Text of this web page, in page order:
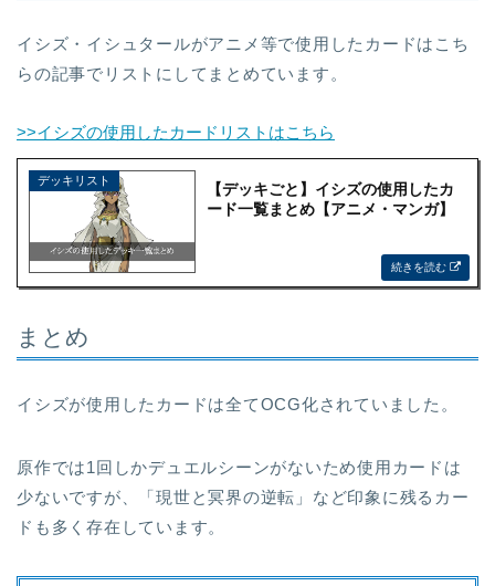
イシズ・イシュタールがアニメ等で使用したカードはこち
らの記事でリストにしてまとめています。
>>イシズの使用したカードリストはこちら
【デッキごと】イシズの使用したカ
ード一覧まとめ【アニメ・マンガ】
まとめ
イシズが使用したカードは全てOCG化されていました。
原作では1回しかデュエルシーンがないため使用カードは
少ないですが、「現世と冥界の逆転」など印象に残るカー
ドも多く存在しています。